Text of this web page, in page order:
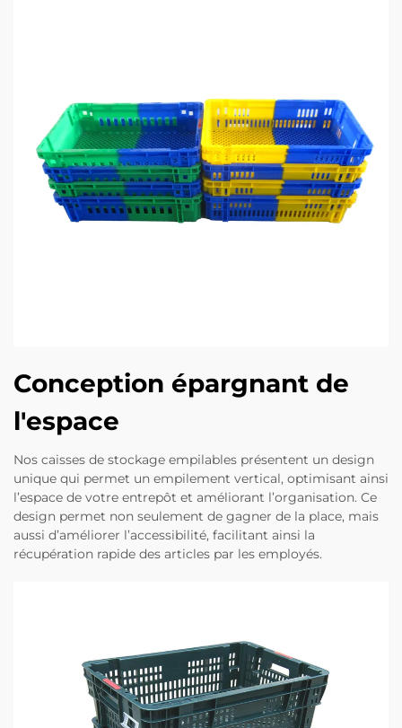
Conception épargnant de
l'espace
Nos caisses de stockage empilables présentent un design
unique qui permet un empilement vertical, optimisant ainsi
l’espace de votre entrepôt et améliorant l’organisation. Ce
design permet non seulement de gagner de la place, mais
aussi d’améliorer l’accessibilité, facilitant ainsi la
récupération rapide des articles par les employés.